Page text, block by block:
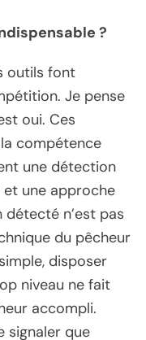
?
outils font
Je pense
oui. Ces
compétence
une détection
et une approche
détecté n’est pas
du pêcheur
disposer
niveau ne fait
accompli.
signaler que